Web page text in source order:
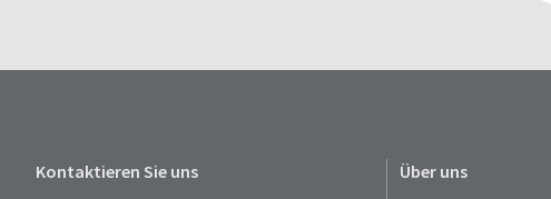
Kontaktieren Sie uns Über uns